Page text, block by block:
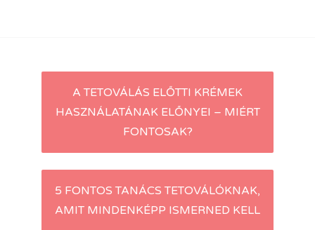
navigation
A TETOVÁLÁS ELŐTTI KRÉMEK
HASZNÁLATÁNAK ELŐNYEI – MIÉRT
FONTOSAK?
5 FONTOS TANÁCS TETOVÁLÓKNAK,
AMIT MINDENKÉPP ISMERNED KELL